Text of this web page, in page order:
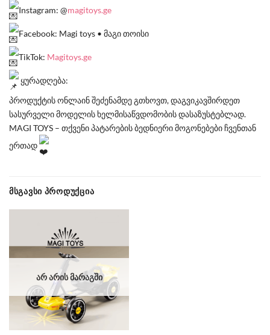
Instagram: @magitoys.ge
Facebook: Magi toys • მაგი თოისი
TikTok: Magitoys.ge
ყურადღება:
პროდუქტის ონლაინ შეძენამდე გთხოვთ, დაგვიკავშირდეთ
სასურველი მოდელის ხელმისაწვდომობის დასაზუსტებლად.
MAGI TOYS – თქვენი პატარების ბედნიერი მოგონებები ჩვენთან
ერთად
ᲛᲡᲒᲐᲕᲡᲘ ᲞᲠᲝᲓᲣᲥᲪᲘᲐ
ᲐᲠ ᲐᲠᲘᲡ ᲛᲐᲠᲐᲒᲨᲘ